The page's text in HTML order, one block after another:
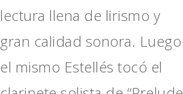
lectura llena de lirismo y
gran calidad sonora. Luego
el mismo Estellés tocó el